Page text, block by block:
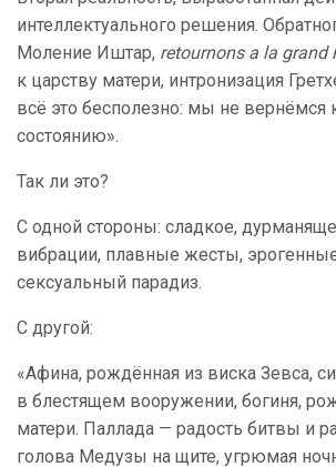
интеллектуального решения.
Моление Иштар, retournons a la grand
к царству матери, интронизация
всё это бесполезно: мы не вернёмся
состоянию».
Так ли это?
С одной стороны: сладкое,
вибрации, плавные жесты,
сексуальный парадиз.
С другой:
«Афина, рождённая из виска Зевса,
в блестящем вооружении, богиня,
матери. Паллада — радость битвы и
голова Медузы на щите, угрюмая